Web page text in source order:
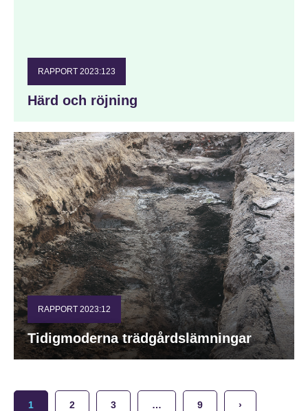
RAPPORT 2023:123
Härd och röjning
RAPPORT 2023:12
Tidigmoderna trädgårdslämningar
1 2 3 … 9 ›